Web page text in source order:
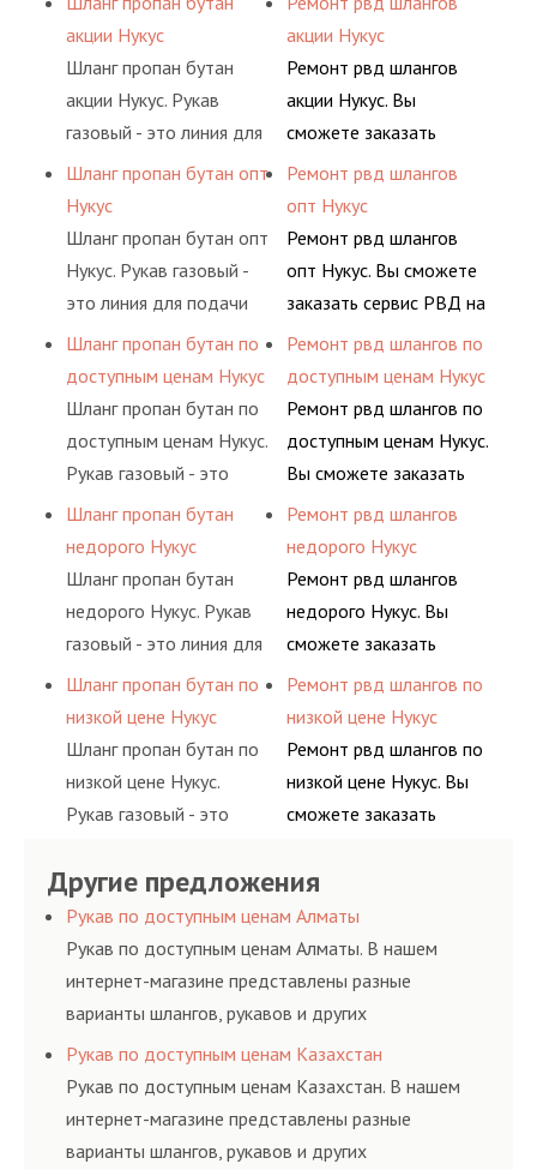
определенными
элементами системы.
воздуха и различных
типов сжиженного газа
(кислород, аргон, метан,
пропан, бутан,
определенными
элементами системы.
акции Нукус
Шланг пропан бутан
акции Нукус. Рукав
газовый - это линия для
подачи сжатого
воздуха и различных
типов сжиженного газа
(кислород, аргон, метан,
пропан, бутан,
определенными
элементами системы.
Шланг пропан бутан опт
Нукус
Шланг пропан бутан опт
Нукус. Рукав газовый -
это линия для подачи
сжатого воздуха и
различных типов
сжиженного газа
(кислород, аргон, метан,
пропан, бутан,
определенными
элементами системы.
Шланг пропан бутан по
доступным ценам Нукус
Шланг пропан бутан по
доступным ценам Нукус.
Рукав газовый - это
линия для подачи
сжатого воздуха и
различных типов
сжиженного газа
(кислород, аргон, метан,
ацетилен) между
определенными
элементами системы.
Шланг пропан бутан
недорого Нукус
Шланг пропан бутан
недорого Нукус. Рукав
газовый - это линия для
подачи сжатого
воздуха и различных
типов сжиженного газа
(кислород, аргон, метан,
пропан, бутан,
элементами системы.
Шланг пропан бутан по
низкой цене Нукус
Шланг пропан бутан по
низкой цене Нукус.
Рукав газовый - это
сжатого воздуха и
различных типов
сжиженного газа
(кислород, аргон, метан,
пропан, бутан,
гидросистем Вашего
предприятия.
основе либо на
условиях
долговременного
комплексного
гидросистем Вашего
предприятия.
акции Нукус
Ремонт рвд шлангов
акции Нукус. Вы
сможете заказать
сервис РВД на разовой
основе либо на
условиях
долговременного
комплексного
гидросистем Вашего
предприятия.
Ремонт рвд шлангов
опт Нукус
Ремонт рвд шлангов
опт Нукус. Вы сможете
заказать сервис РВД на
разовой основе либо на
условиях
долговременного
комплексного
обслуживания
предприятия.
Ремонт рвд шлангов по
доступным ценам Нукус
Ремонт рвд шлангов по
доступным ценам Нукус.
Вы сможете заказать
сервис РВД на разовой
основе либо на
условиях
долговременного
комплексного
гидросистем Вашего
предприятия.
Ремонт рвд шлангов
недорого Нукус
Ремонт рвд шлангов
недорого Нукус. Вы
сможете заказать
сервис РВД на разовой
основе либо на
условиях
долговременного
комплексного
Ремонт рвд шлангов по
низкой цене Нукус
Ремонт рвд шлангов по
низкой цене Нукус. Вы
сможете заказать
основе либо на
условиях
долговременного
комплексного
обслуживания
Другие предложения
Рукав по доступным ценам Алматы
Рукав по доступным ценам Алматы. В нашем
интернет-магазине представлены разные
варианты шлангов, рукавов и других
резинотехнических изделий, соответствующих
ГОСТам, техническим условиям и нормативам.
Рукав по доступным ценам Казахстан
Рукав по доступным ценам Казахстан. В нашем
интернет-магазине представлены разные
варианты шлангов, рукавов и других